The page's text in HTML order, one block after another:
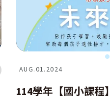
AUG.01.2024
114學年【國小課程